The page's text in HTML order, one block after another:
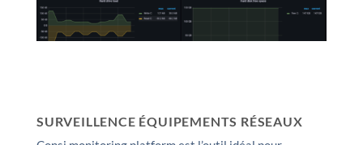
SURVEILLENCE ÉQUIPEMENTS RÉSEAUX